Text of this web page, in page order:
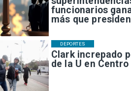
funcionarios
más que
Clark increpado
de la U en
DEPORTES